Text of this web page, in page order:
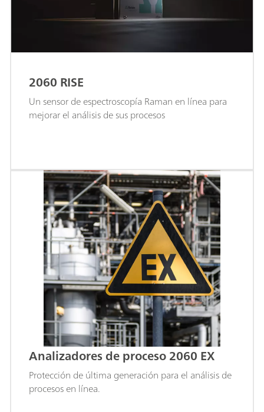
2060 RISE
Un sensor de espectroscopía Raman en línea para
mejorar el análisis de sus procesos
Analizadores de proceso 2060 EX
Protección de última generación para el análisis de
procesos en línea.